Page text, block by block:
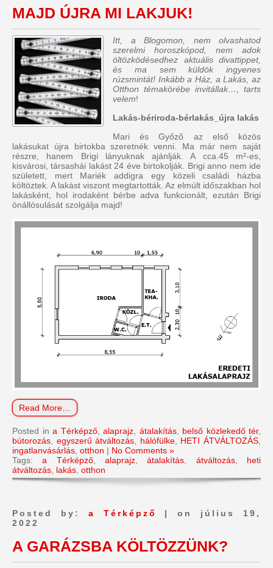
MAJD ÚJRA MI LAKJUK!
Itt, a Blogomon, nem olvashatod
szerelmi horoszkópod, nem adok
öltözködésedhez aktuális divattippet,
és ma sem küldök ingyenes
rúzsmintát! Inkább a Ház, a Lakás, az
Otthon témakörébe invitállak…, tarts
velem!
Lakás-bériroda-bérlakás_újra lakás
Mari és Győző az első közös
lakásukat újra birtokba szeretnék venni. Ma már nem saját
részre, hanem Brigi lányuknak ajánlják. A cca.45 m²-es,
kisvárosi, társashái lakást 24 éve birtokolják. Brigi anno nem ide
született, mert Mariék addigra egy közeli családi házba
költöztek. A lakást viszont megtartották. Az elmúlt időszakban hol
lakásként, hol irodaként bérbe adva funkcionált, ezután Brigi
önállósulását szolgálja majd!
Read More…
Posted in a Térképző, alaprajz átalakítás, belső közlekedő tér,
bútorozás
egyszerű átváltozás hálófülke, HETI ÁTVÁLTOZÁS
ingatlanvásárlás otthon | No Comments »
Tags:a Térképző,alaprajz ,átalakítás átváltozás, heti
átváltozás lakás otthon
Posted by: a Térképző
| on július 19,
2022
A GARÁZSBA KÖLTÖZZÜNK?